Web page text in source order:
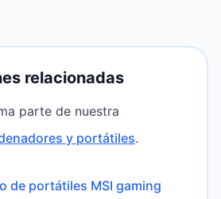
relacionadas
parte de nuestra
y portátiles.
de portátiles MSI gaming